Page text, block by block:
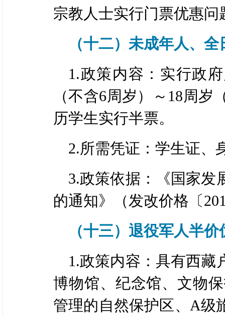
宗教人士实行门票优惠问
（十二）未成年人、
1.政策内容：实行政
（不含6周岁）～18周
历学生实行半票。
2.所需凭证：学生证、
3.政策依据：《国家发
的通知》（发改价格〔
（十三）退役军人半
1.政策内容：具有西藏
博物馆、纪念馆、文物
管理的自然保护区、A级